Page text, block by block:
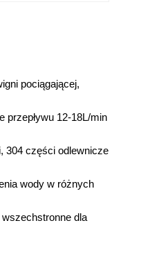
pociągającej,
przepływu 12-18L/min
304 części odlewnicze
wody w różnych
wszechstronne dla